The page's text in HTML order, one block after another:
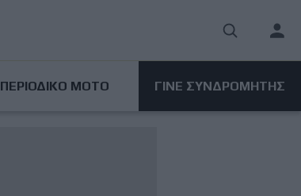
User
ΠΕΡΙΟΔΙΚΟ ΜΟΤΟ ΓΙΝΕ ΣΥΝΔΡΟΜΗΤΗΣ